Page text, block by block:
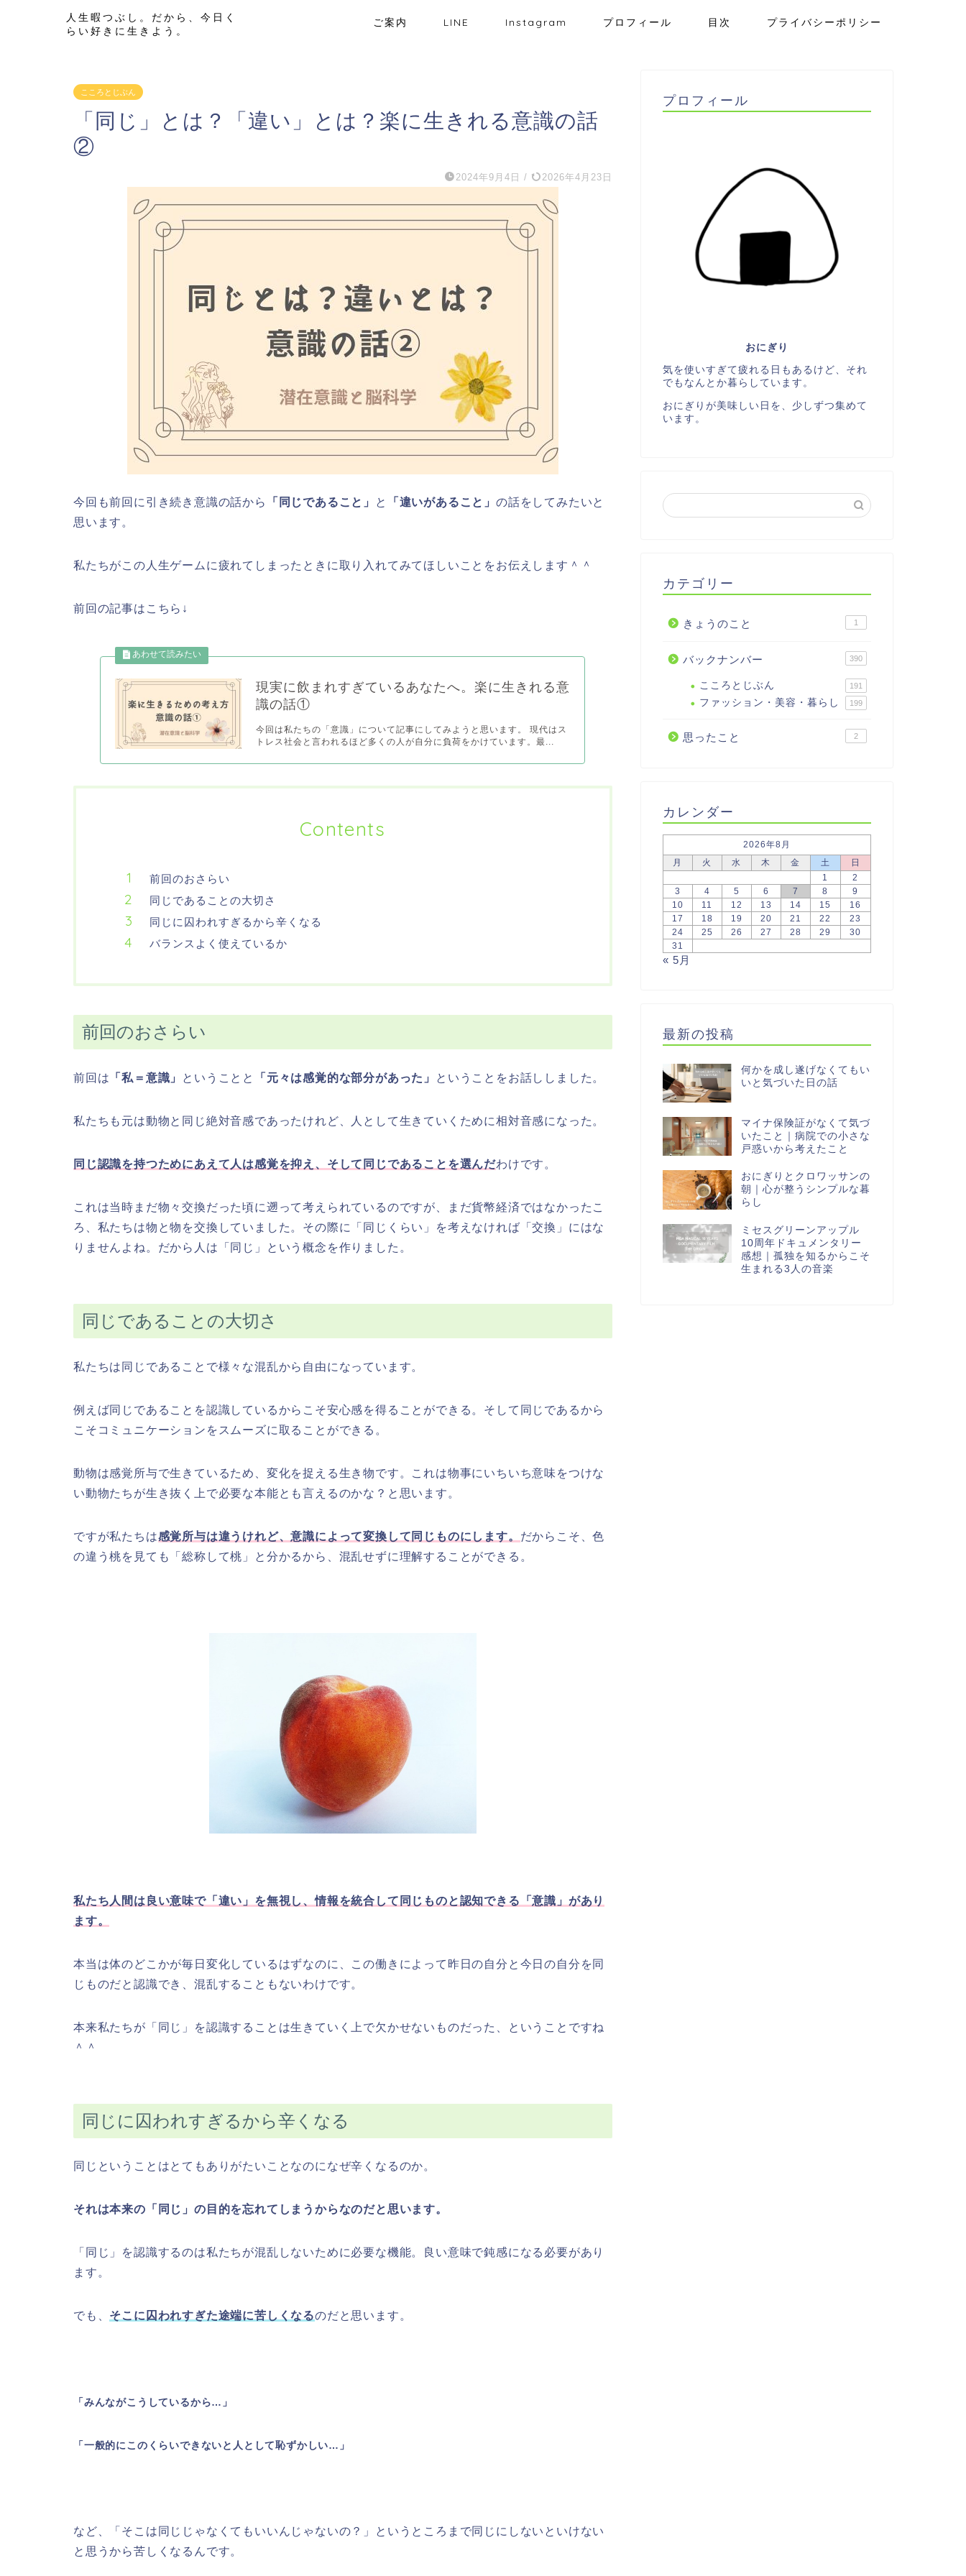
人生暇つぶし。だから、今日く
らい好きに生きよう。
ご案内 LINE Instagram プロフィール 目次 プライバシーポリシー
こころとじぶん
「同じ」とは？「違い」とは？楽に生きれる意識の話
②
2024年9月4日 / 2026年4月23日
今回も前回に引き続き意識の話から 「同じであること」 と 「違いがあること」の話をしてみたいと
思います。
私たちがこの人生ゲームに疲れてしまったときに取り入れてみてほしいことをお伝えします＾＾
前回の記事はこちら↓
現実に飲まれすぎているあなたへ。楽に生きれる意
識の話①
今回は私たちの「意識」について記事にしてみようと思います。 現代はス
トレス社会と言われるほど多くの人が自分に負荷をかけています。最...
Contents
前回のおさらい
同じであることの大切さ
同じに囚われすぎるから辛くなる
バランスよく使えているか
前回のおさらい
前回は 「私＝意識」 ということと 「元々は感覚的な部分があった」 ということをお話ししました。
私たちも元は動物と同じ絶対音感であったけれど、人として生きていくために相対音感になった。
同じ認識を持つためにあえて人は感覚を抑え、そして同じであることを選んだわけです。
これは当時まだ物々交換だった頃に遡って考えられているのですが、まだ貨幣経済ではなかったこ
ろ、私たちは物と物を交換していました。その際に「同じくらい」を考えなければ「交換」にはな
りませんよね。だから人は「同じ」という概念を作りました。
同じであることの大切さ
私たちは同じであることで様々な混乱から自由になっています。
例えば同じであることを認識しているからこそ安心感を得ることができる。そして同じであるから
こそコミュニケーションをスムーズに取ることができる。
動物は感覚所与で生きているため、変化を捉える生き物です。これは物事にいちいち意味をつけな
い動物たちが生き抜く上で必要な本能とも言えるのかな？と思います。
ですが私たちは感覚所与は違うけれど、意識によって変換して同じものにします。 だからこそ、色
の違う桃を見ても「総称して桃」と分かるから、混乱せずに理解することができる。
私たち人間は良い意味で「違い」を無視し、情報を統合して同じものと認知できる「意識」があり
ます。
本当は体のどこかが毎日変化しているはずなのに、この働きによって昨日の自分と今日の自分を同
じものだと認識でき、混乱することもないわけです。
本来私たちが「同じ」を認識することは生きていく上で欠かせないものだった、ということですね
＾＾
同じに囚われすぎるから辛くなる
同じということはとてもありがたいことなのになぜ辛くなるのか。
それは本来の「同じ」の目的を忘れてしまうからなのだと思います。
「同じ」を認識するのは私たちが混乱しないために必要な機能。良い意味で鈍感になる必要があり
ます。
でも、 そこに囚われすぎた途端に苦しくなるのだと思います。
「みんながこうしているから…」
「一般的にこのくらいできないと人として恥ずかしい…」
など、「そこは同じじゃなくてもいいんじゃないの？」というところまで同じにしないといけない
と思うから苦しくなるんです。
プロフィール
おにぎり
気を使いすぎて疲れる日もあるけど、それ
でもなんとか暮らしています。
おにぎりが美味しい日を、少しずつ集めて
います。
カテゴリー
きょうのこと 1
バックナンバー 390
こころとじぶん 191
ファッション・美容・暮らし 199
思ったこと 2
カレンダー
2026年8月
月
火 水 木 金 土
日
1
2
3
4 5 6 7 8
9
10
11 12 13 14 15
16
17
18 19 20 21 22
23
24
25 26 27 28 29
30
31
« 5月
最新の投稿
何かを成し遂げなくてもい
いと気づいた日の話
マイナ保険証がなくて気づ
いたこと｜病院での小さな
戸惑いから考えたこと
おにぎりとクロワッサンの
朝｜心が整うシンプルな暮
らし
ミセスグリーンアップル
10周年ドキュメンタリー
感想｜孤独を知るからこそ
生まれる3人の音楽